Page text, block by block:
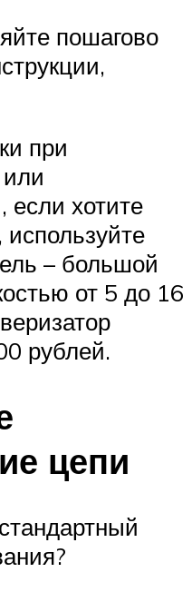
пошагово
при
если хотите
используйте
– большой
от 5 до 16
рублей.
цепи